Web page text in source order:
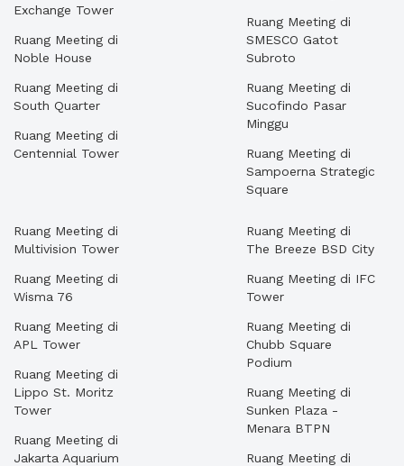
Exchange Tower
Ruang Meeting di
Noble House
Ruang Meeting di
South Quarter
Ruang Meeting di
Centennial Tower
Ruang Meeting di
SMESCO Gatot
Subroto
Ruang Meeting di
Sucofindo Pasar
Minggu
Ruang Meeting di
Sampoerna Strategic
Square
Ruang Meeting di
Multivision Tower
Ruang Meeting di
Wisma 76
Ruang Meeting di
APL Tower
Ruang Meeting di
Lippo St. Moritz
Tower
Ruang Meeting di
Jakarta Aquarium
Ruang Meeting di
The Breeze BSD City
Ruang Meeting di IFC
Tower
Ruang Meeting di
Chubb Square
Podium
Ruang Meeting di
Sunken Plaza -
Menara BTPN
Ruang Meeting di